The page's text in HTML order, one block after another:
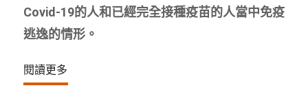
Covid-19的人和已經完全接種疫苗的人當中免疫
逃逸的情形。
閱讀更多